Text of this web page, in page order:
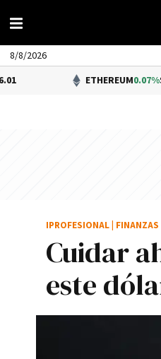
8/8/2026
ETHEREUM0.07%$1,916.63
Cuidar
este
IPROFESIONAL FINANZAS